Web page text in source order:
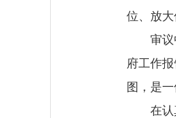
位、放
审
府工作
图，是
在